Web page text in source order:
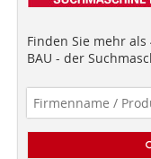
Finden Sie mehr als
BAU - der